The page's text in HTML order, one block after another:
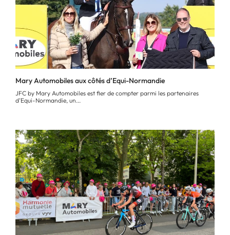
Mary Automobiles aux côtés d’Equi-Normandie
JFC by Mary Automobiles est fier de compter parmi les partenaires
d’Equi-Normandie, un...